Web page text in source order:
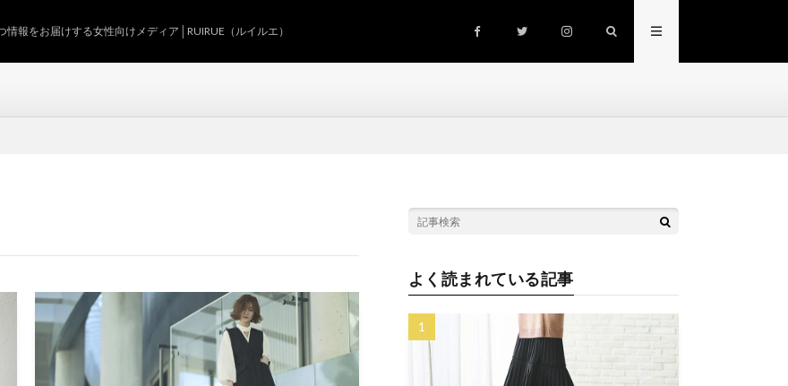
報をお届けする女性向けメディア│RUIRUE（ルイルエ）
よく読まれている記事